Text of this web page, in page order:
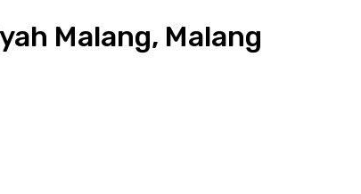
Malang, Malang